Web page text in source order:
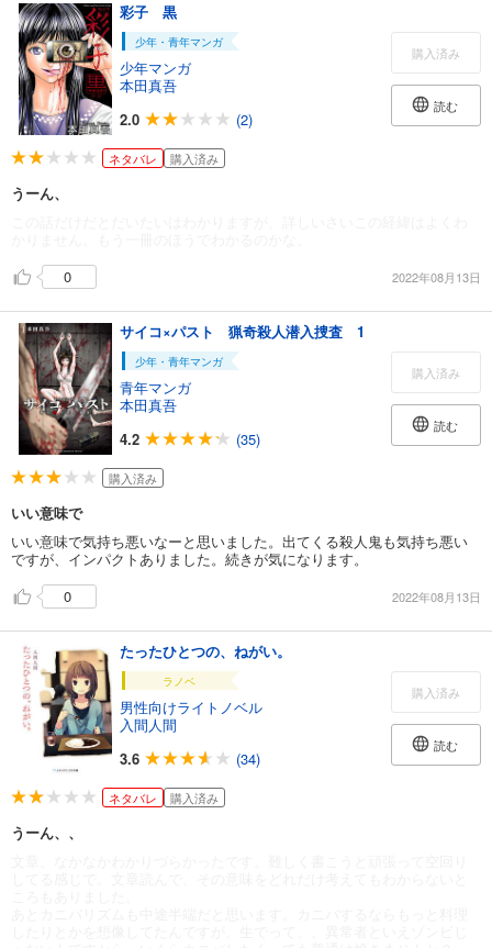
彩子 黒
少年・青年マンガ
少年マンガ
本田真吾
2.0
(2)
購入済み
読む
ネタバレ 購入済み
うーん、
0
2022年08月13日
サイコ×パスト 猟奇殺人潜入捜査 1
少年・青年マンガ
青年マンガ
本田真吾
4.2
(35)
購入済み
読む
購入済み
いい意味で
いい意味で気持ち悪いなーと思いました。出てくる殺人鬼も気持ち悪い
ですが、インパクトありました。続きが気になります。
0
2022年08月13日
たったひとつの、ねがい。
ラノベ
男性向けライトノベル
入間人間
3.6
(34)
購入済み
読む
ネタバレ 購入済み
うーん、、